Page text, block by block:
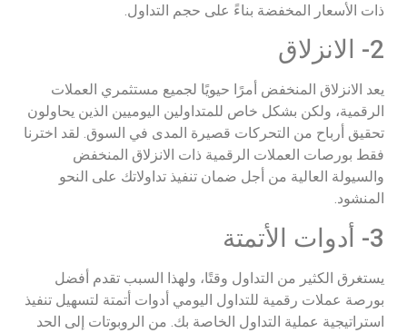
ذات الأسعار المخفضة بناءً على حجم التداول.
2- الانزلاق
يعد الانزلاق المنخفض أمرًا حيويًا لجميع مستثمري العملات
الرقمية، ولكن بشكل خاص للمتداولين اليوميين الذين يحاولون
تحقيق أرباح من التحركات قصيرة المدى في السوق. لقد اخترنا
فقط بورصات العملات الرقمية ذات الانزلاق المنخفض
والسيولة العالية من أجل ضمان تنفيذ تداولاتك على النحو
المنشود.
3- أدوات الأتمتة
يستغرق الكثير من التداول وقتًا، ولهذا السبب تقدم أفضل
بورصة عملات رقمية للتداول اليومي أدوات أتمتة لتسهيل تنفيذ
استراتيجية عملية التداول الخاصة بك. من الروبوتات إلى الحد